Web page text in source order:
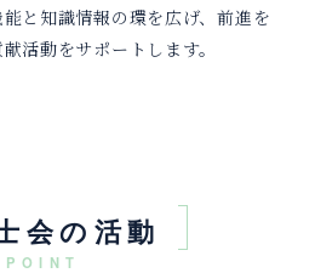
と知識情報の環を広げ、前進を
活動をサポートします。
会の活動
POINT